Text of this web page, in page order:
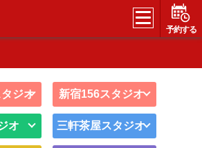
予約する
ジオ 新宿156スタジオ
オ 三軒茶屋スタジオ